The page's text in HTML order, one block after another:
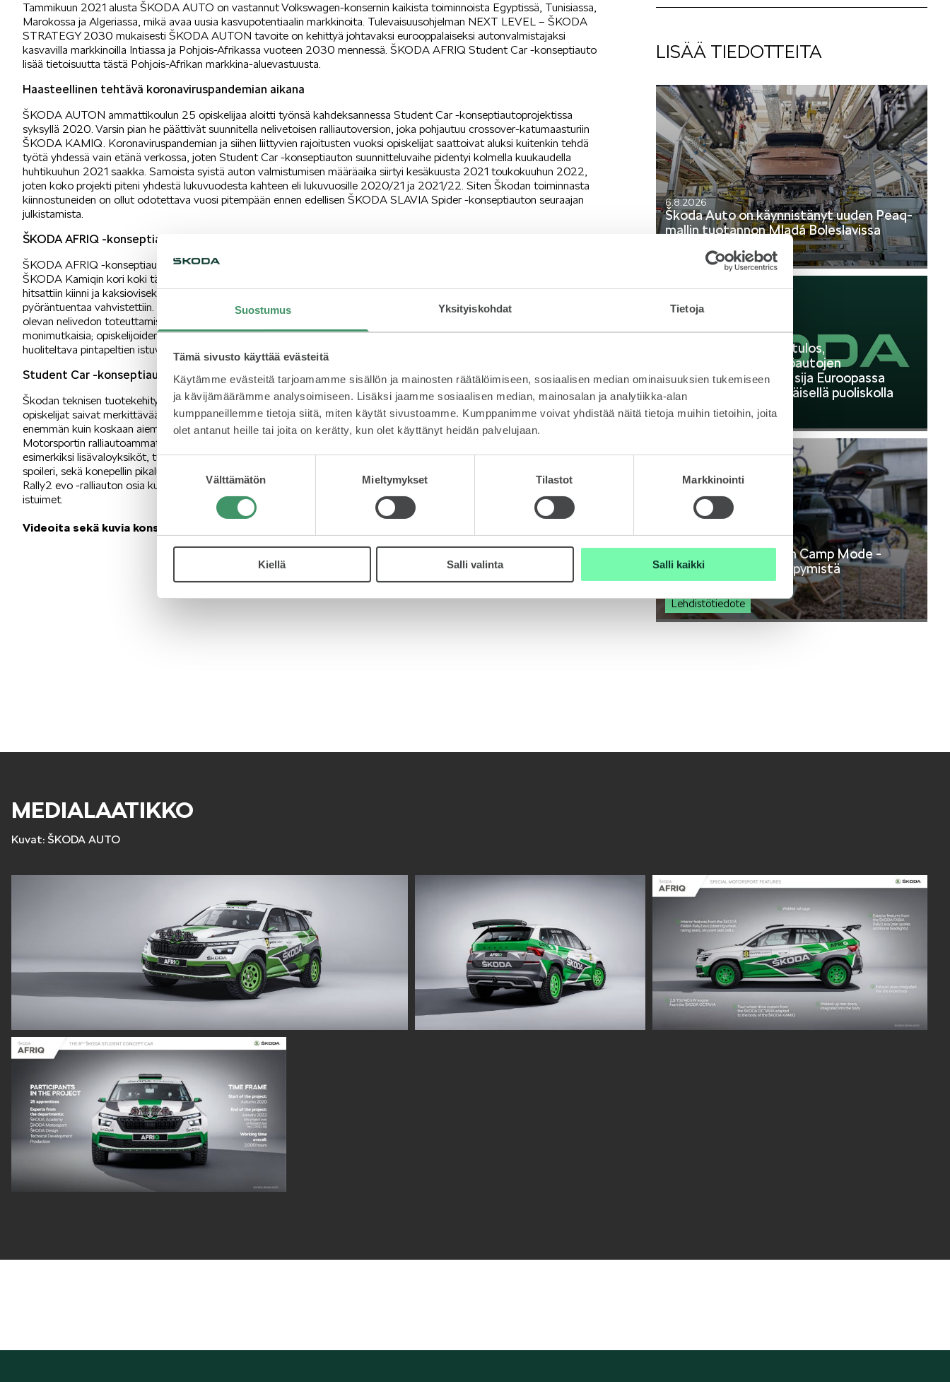
Suostumus Yksityiskohdat Tietoja
Tämä sivusto käyttää evästeitä
Käytämme evästeitä tarjoamamme sisällön ja mainosten räätälöimiseen, sosiaalisen median ominaisuuksien tukemiseen
ja kävijämäärämme analysoimiseen. Lisäksi jaamme sosiaalisen median, mainosalan ja analytiikka-alan
kumppaneillemme tietoja siitä, miten käytät sivustoamme. Kumppanimme voivat yhdistää näitä tietoja muihin tietoihin, joita
olet antanut heille tai joita on kerätty, kun olet käyttänyt heidän palvelujaan.
Suostumuksen
Välttämätön Mieltymykset Tilastot Markkinointi
Kiellä Salli valinta Salli kaikki
ELROQ
Tammikuun 2021 alusta ŠKODA AUTO on vastannut Volkswagen-konsernin kaikista toiminnoista Egyptissä, Tunisiassa,
Marokossa ja Algeriassa, mikä avaa uusia kasvupotentiaalin markkinoita. Tulevaisuusohjelman NEXT LEVEL – ŠKODA
STRATEGY 2030 mukaisesti ŠKODA AUTON tavoite on kehittyä johtavaksi eurooppalaiseksi autonvalmistajaksi
kasvavilla markkinoilla Intiassa ja Pohjois-Afrikassa vuoteen 2030 mennessä. ŠKODA AFRIQ Student Car -konseptiauto
lisää tietoisuutta tästä Pohjois-Afrikan markkina-aluevastuusta.
Haasteellinen tehtävä koronaviruspandemian aikana
ŠKODA AUTON ammattikoulun 25 opiskelijaa aloitti työnsä kahdeksannessa Student Car -konseptiautoprojektissa
syksyllä 2020. Varsin pian he päättivät suunnitella nelivetoisen ralliautoversion, joka pohjautuu crossover-katumaasturiin
ŠKODA KAMIQ. Koronaviruspandemian ja siihen liittyvien rajoitusten vuoksi opiskelijat saattoivat aluksi kuitenkin tehdä
työtä yhdessä vain etänä verkossa, joten Student Car -konseptiauton suunnitteluvaihe pidentyi kolmella kuukaudella
huhtikuuhun 2021 saakka. Samoista syistä auton valmistumisen määräaika siirtyi kesäkuusta 2021 toukokuuhun 2022,
joten koko projekti piteni yhdestä lukuvuodesta kahteen eli lukuvuosille 2020/21 ja 2021/22. Siten Škodan toiminnasta
kiinnostuneiden on ollut odotettava vuosi pitempään ennen edellisen ŠKODA SLAVIA Spider -konseptiauton seuraajan
julkistamista.
ŠKODA AFRIQ -konseptiauton rakentamiseen 2 000 työtuntia
ŠKODA AFRIQ -konseptiauton rakentaminen kesti neljä kuukautta ja vaati opiskelijoilta noin 2 000 työtuntia. Tavallisen
ŠKODA Kamiqin kori koki täydellisen muodonmuutoksen: alunperin neliovisen cross­over-katumaasturin takaovet
hitsattiin kiinni ja kaksioviseksi muuttuneen Afriqin lokasuojat, pyöränaukkokaaret ja puskurit suurennettiin. Jousitusta ja
pyöräntuentaa vahvistettiin. Huomattavia ja aikaa vieviä muutostöitä tarvittiin ŠKODA OCTAVIA 4×4 -mallista peräisin
olevan nelivedon toteuttamiseen. Edellisten vuosien Student Car -konseptiautojen tapaan korin rakennemuutokset olivat
monimutkaisia; opiskelijoiden oli levennettävä ja madallettava koria, muotoiltava auton kaikki kulmat uudelleen ja
huoliteltava pintapeltien istuvuus.
Student Car -konseptiautoprojektien historian kattavin yhteistyö ŠKODA Motorsportin kanssa
Škodan teknisen tuotekehityksen, muotoilun ja tuotannon osastojen insinöörien ja kokeneiden ammattilaisten lisäksi
opiskelijat saivat merkittävää tukea ŠKODA Motorsportilta. Koska ŠKODA AFRIQ on ralliauto, ŠKODA Motorsport oli
enemmän kuin koskaan aiemmin mukana tämän lukukauden ŠKODA Student Car -konseptiautoprojektissa. ŠKODA
Motorsportin ralliautoammattilaiset antoivat opiskelijoille teknistä taitotietoa ja tarvittavia osia. Opiskelijat saivat heiltä
esimerkiksi lisävaloyksiköt, tuuletuksen osia ja takaluukun, jossa on ŠKODA FABIA Rally2 evo -ralliauton integroitu
spoileri, sekä konepellin pikalukot. ŠKODA AFRIQ Student Car -konseptiautosta löytyy myös muita ŠKODA FABIA
Rally2 evo -ralliauton osia kuten kaksi kameraa, mikrofonit, ohjauspyörä, kojelauta, kuusipisteturvavyöt ja erikoisralli-
istuimet.
Videoita sekä kuvia konseptiauton rakentamisesta löydät ŠKODA Storyboard -sivustolta tästä linkistä.
LISÄÄ TIEDOTTEITA
6.8.2026
Škoda Auto on käynnistänyt uuden Peaq-
mallin tuotannon Mladá Boleslavissa
Lehdistötiedote
24.7.2026
Škoda Autolta vahva tulos,
ennätykselliset sähköautojen
toimitukset ja toinen sija Euroopassa
vuoden 2026 ensimmäisellä puoliskolla
Lehdistötiedote
MyŠkoda-sovelluksen Camp Mode -
toiminto: mukavaa yöpymistä
sähköautossa
Lehdistötiedote
MEDIALAATIKKO
Kuvat: ŠKODA AUTO